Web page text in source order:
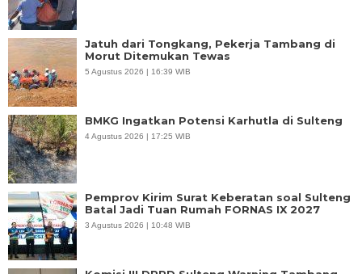
Jatuh dari Tongkang, Pekerja Tambang di
Morut Ditemukan Tewas
5 Agustus 2026 | 16:39 WIB
BMKG Ingatkan Potensi Karhutla di Sulteng
4 Agustus 2026 | 17:25 WIB
Pemprov Kirim Surat Keberatan soal Sulteng
Batal Jadi Tuan Rumah FORNAS IX 2027
3 Agustus 2026 | 10:48 WIB